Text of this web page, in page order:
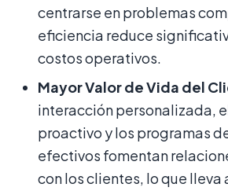
centrarse en problemas
eficiencia reduce
costos operativos.
Mayor Valor de Vida del
interacción personalizada,
proactivo y los programas
efectivos fomentan
con los clientes, lo que lleva